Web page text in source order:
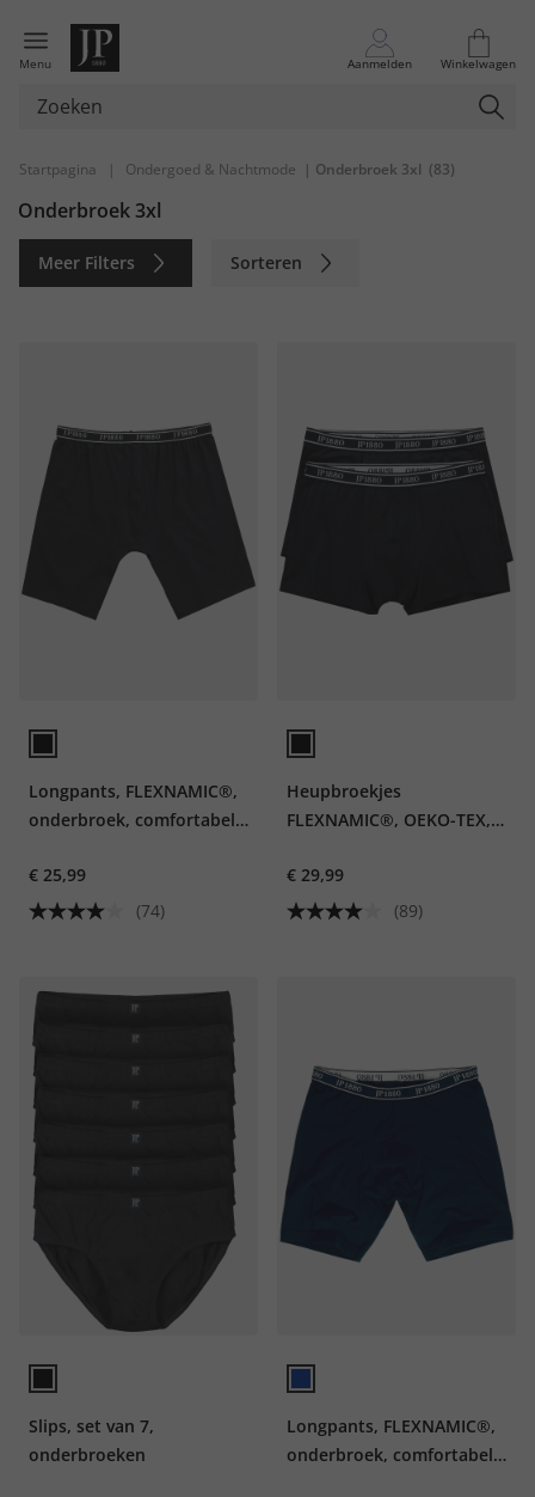
Menu Aanmelden Winkelwagen
Startpagina | Ondergoed & Nachtmode | Onderbroek 3xl (83)
Onderbroek 3xl
Meer Filters Sorteren
Longpants, FLEXNAMIC®,
onderbroek, comfortabele
€ 25,99
(74)
Heupbroekjes
FLEXNAMIC®, OEKO-TEX,
8XL
€ 29,99
(89)
Slips, set van 7,
onderbroeken
Longpants, FLEXNAMIC®,
onderbroek, comfortabele